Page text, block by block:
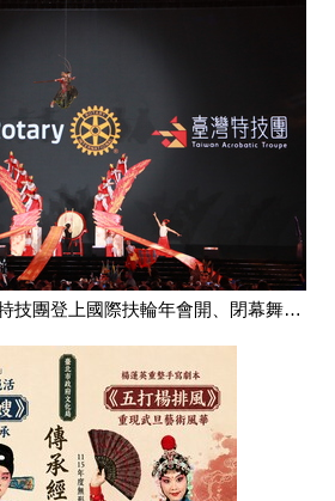
年會開、閉幕舞台 以《聖駕巡遊》與《造浪》向世界展現臺灣文化魅力